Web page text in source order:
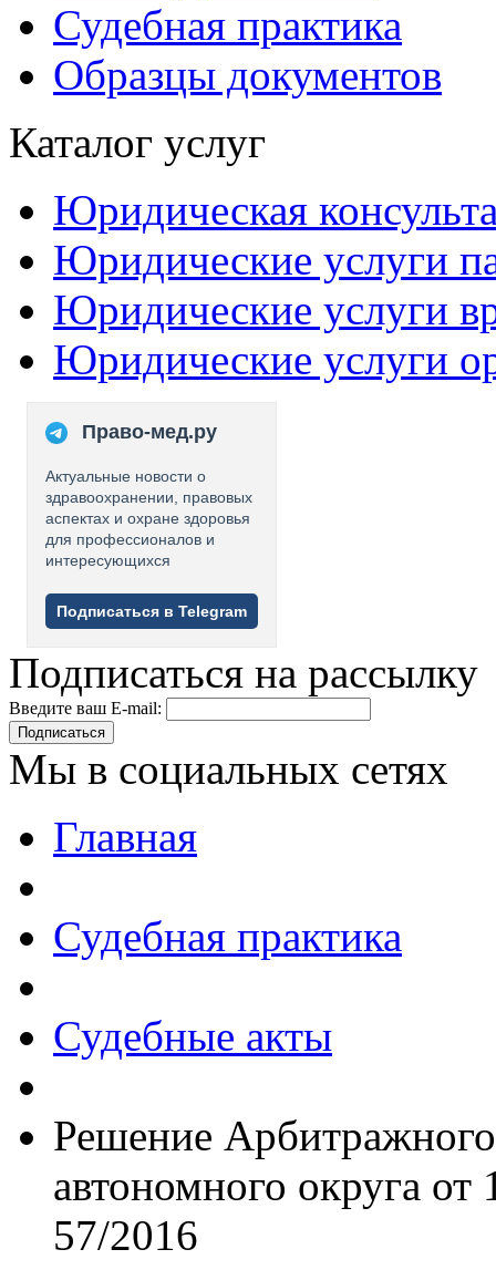
Судебная практика
Образцы документов
Каталог услуг
Юридическая
Юридические услуги
Юридические услуги
Юридические услуги
Право-мед.ру
Актуальные новости о
здравоохранении, правовых
аспектах и охране здоровья
для профессионалов и
интересующихся
Подписаться в Telegram
Подписаться на рассылку
Введите ваш E-mail:
Подписаться
Мы в социальных сетях
Главная
Судебная практика
Судебные акты
Решение
автономного округа
57/2016